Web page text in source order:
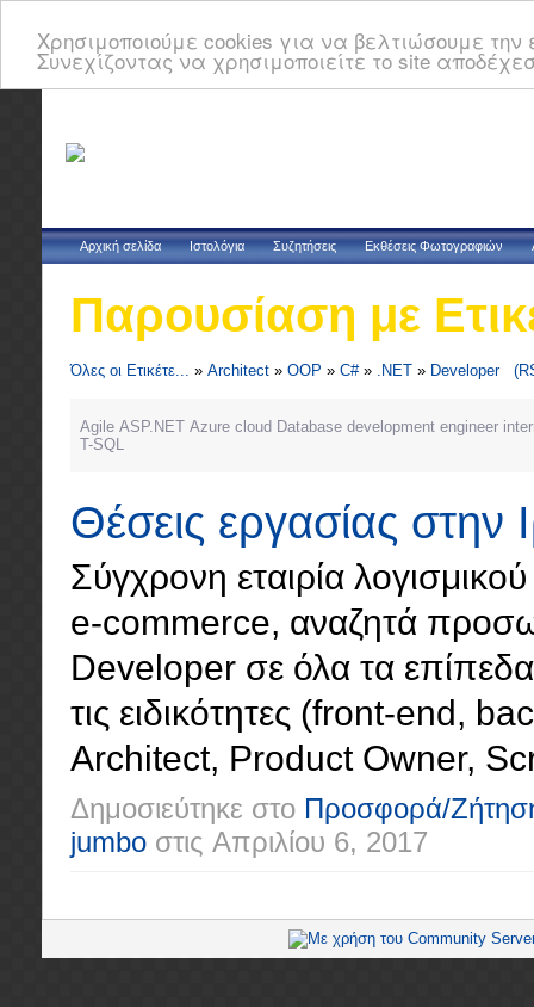
Χρησιμοποιούμε cookies για να βελτιώσουμε
Συνεχίζοντας να χρησιμοποιείτε το site
Αρχική σελίδα Ιστολόγια Συζητήσεις Εκθέσεις Φωτογραφιών
Παρουσίαση με
Όλες οι Ετικέτε... » Architect » OOP » C#» .NET » Developer
Agile ASP.NET Azure cloud Database development engineer
T-SQL
Θέσεις εργασίας στην
Σύγχρονη εταιρία
e-commerce, αναζητά
Developer σε όλα τα
τις ειδικότητες (front-end,
Architect, Product Owner,
Δημοσιεύτηκε στο Προσφορά/
jumbo στις Απριλίου 6, 2017